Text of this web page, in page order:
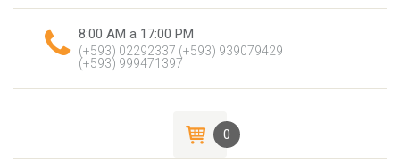
8:00 AM a 17:00 PM
(+593) 02292337 (+593) 939079429
(+593) 999471397
0